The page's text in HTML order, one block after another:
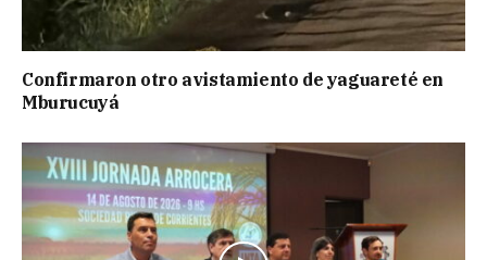
Confirmaron otro avistamiento de yaguareté en
Mburucuyá